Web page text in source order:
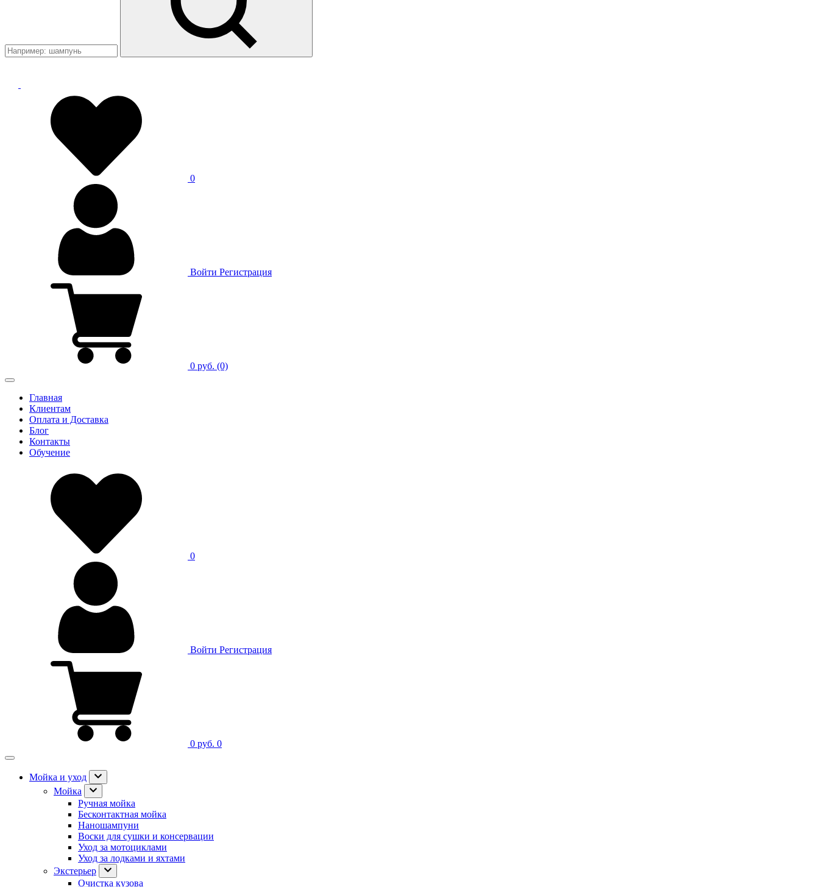
0
Войти Регистрация
0 руб. (0)
Главная
Клиентам
Оплата и Доставка
Блог
Контакты
Обучение
0
Войти Регистрация
0 руб. 0
Мойка и уход
Мойка
Ручная мойка
Бесконтактная мойка
Наношампуни
Воски для сушки и консервации
Уход за мотоциклами
Уход за лодками и яхтами
Экстерьер
Очистка кузова